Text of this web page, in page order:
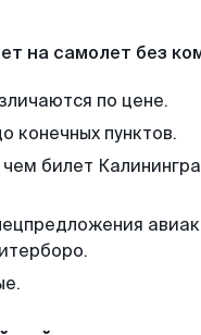
на самолет без
по цене.
конечных пунктов.
билет